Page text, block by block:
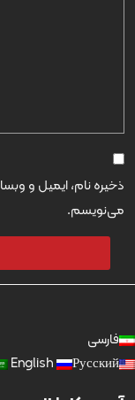
ذخیره نام، ایمیل و
می‌نویسم.
فارسی
English
Русский